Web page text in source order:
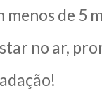
menos de 5
no ar,